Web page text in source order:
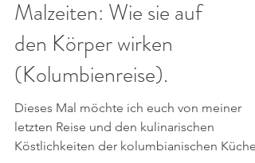
Hochkalorische
Malzeiten: Wie sie auf
den Körper wirken
(Kolumbienreise).
Dieses Mal möchte ich euch von meiner